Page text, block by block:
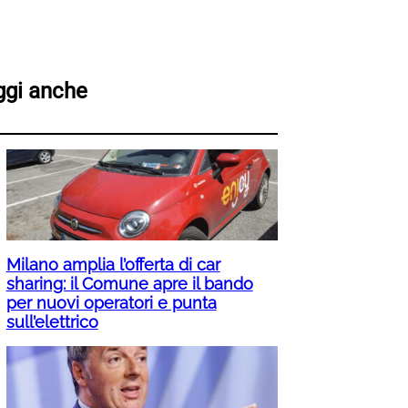
anche
Milano amplia l’offerta di car
sharing: il Comune apre il bando
per nuovi operatori e punta
sull’elettrico